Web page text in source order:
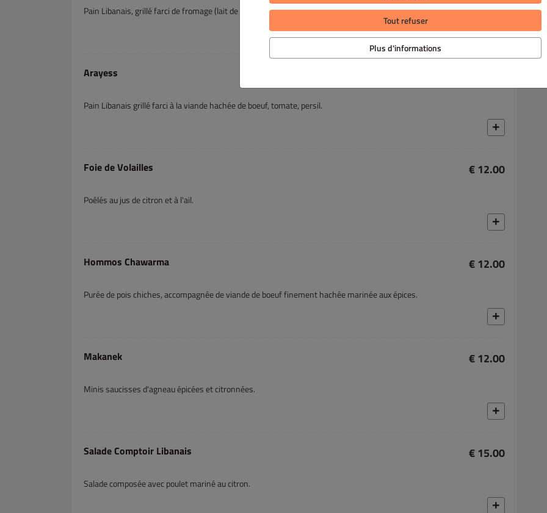
Pain Libanais, grillé farci de fromage (lait de vache et brebis), tomate et menthe.
Arayess
Pain Libanais grillé farci à la viande hachée de boeuf, tomate, persil.
Foie de Volailles € 12.00
Poêlés au jus de citron et à l'ail.
Hommos Chawarma € 12.00
Purée de pois chiches, accompagnée de viande de boeuf finement hachée marinée aux épices.
Makanek € 12.00
Minis saucisses d'agneau épicées et citronnées.
Salade Comptoir Libanais € 15.00
Salade composée avec poulet mariné au citron.
Tout refuser
Plus d'informations